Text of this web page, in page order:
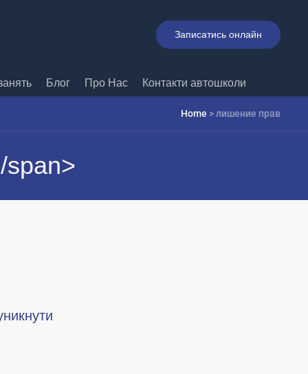
Записатись онлайн
Блог Про Нас Контакти автошколи
Home >лишение прав